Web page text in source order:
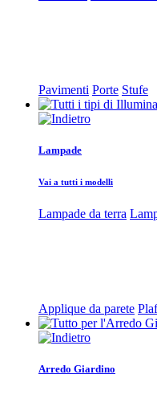
Pavimenti Porte Stufe
Lampade
Vai a tutti i modelli
Lampade da terra
Applique da parete
Arredo Giardino